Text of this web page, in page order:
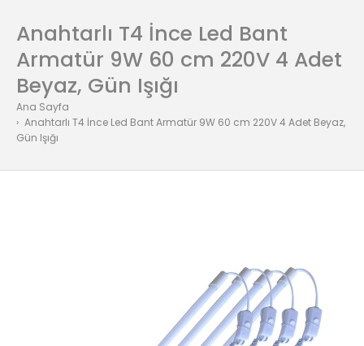
Anahtarlı T4 İnce Led Bant
Armatür 9W 60 cm 220V 4 Adet
Beyaz, Gün Işığı
Ana Sayfa
Anahtarlı T4 İnce Led Bant Armatür 9W 60 cm 220V 4 Adet Beyaz,
Gün Işığı